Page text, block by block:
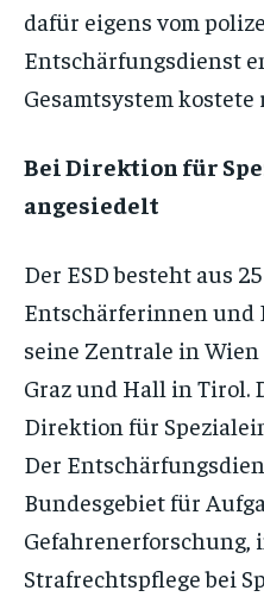
dafür eigens vom
Entschärfungsdienst
Gesamtsystem
Bei Direktion für
angesiedelt
Der ESD besteht aus
Entschärferinnen und
seine Zentrale in
Graz und Hall in Tirol.
Direktion für
Der
Bundesgebiet für
Gefahrenerforschung,
Strafrechtspflege bei